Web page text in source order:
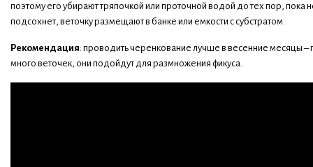
поэтому его убирают тряпочкой или проточной водой до тех пор, пока
подсохнет, веточку размещают в банке или емкости с субстратом.
Рекомендация: проводить черенкование лучше в весенние месяцы –
много веточек, они подойдут для размножения фикуса.